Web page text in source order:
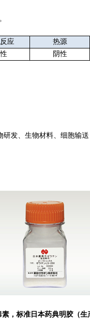
应
热源
阴性
研发、生物材料、细胞输送
素，标准日本药典明胶（生